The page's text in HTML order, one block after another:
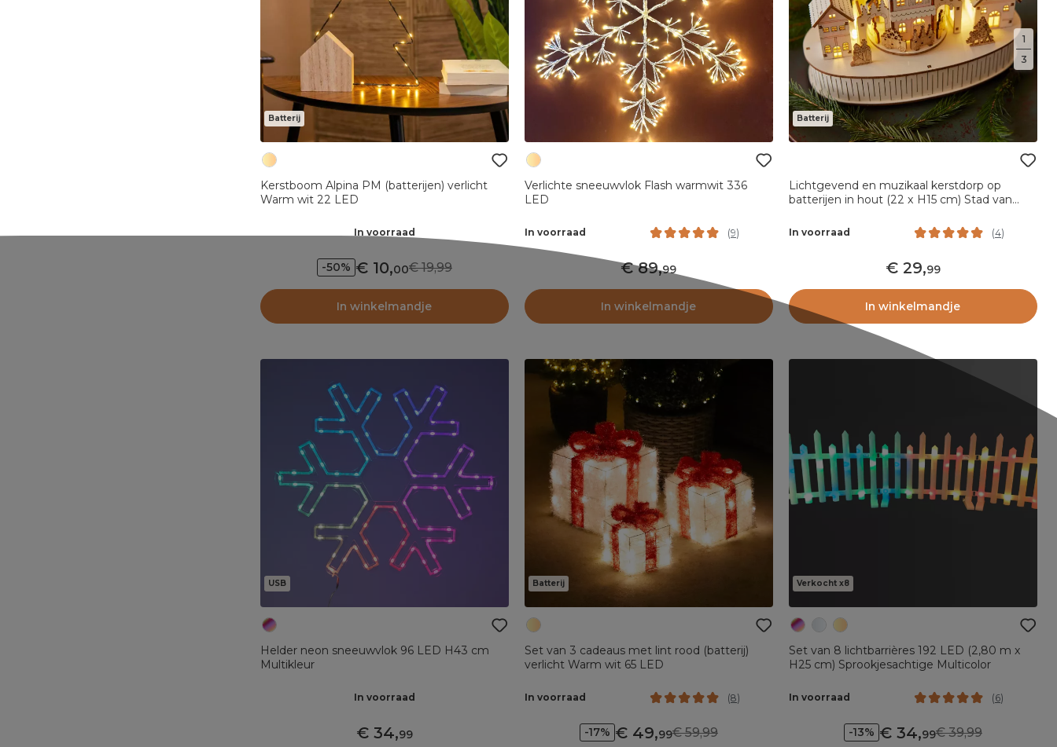
1
3
Batterij
Kerstboom Alpina PM (batterijen) verlicht
Warm wit 22 LED
In voorraad
-50% 10,0019,99
In winkelmandje
Verlichte sneeuwvlok Flash warmwit 336
LED
In voorraad (9)
89,99
In winkelmandje
Batterij
Lichtgevend en muzikaal kerstdorp op
batterijen in hout (22 x H15 cm) Stad van
In voorraad (4)
29,99
In winkelmandje
USB
Helder neon sneeuwvlok 96 LED H43 cm
Multikleur
In voorraad
34,99
Batterij
Set van 3 cadeaus met lint rood (batterij)
verlicht Warm wit 65 LED
In voorraad (8)
-17% 49,9959,99
Verkocht x8
Set van 8 lichtbarrières 192 LED (2,80 m x
H25 cm) Sprookjesachtige Multicolor
In voorraad (6)
-13% 34,9939,99